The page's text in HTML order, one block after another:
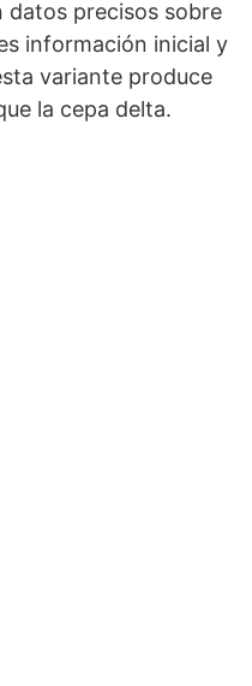
datos precisos sobre
información inicial y
variante produce
la cepa delta.